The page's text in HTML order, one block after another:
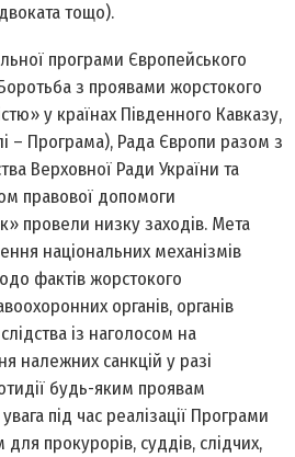
тощо).
програми Європейського
з проявами жорстокого
у країнах Південного Кавказу,
– Програма), Рада Європи разом з
Верховної Ради України та
правової допомоги
провели низку заходів. Мета
національних механізмів
фактів жорстокого
органів, органів
із наголосом на
належних санкцій у разі
будь-яким проявам
під час реалізації Програми
для прокурорів, суддів, слідчих,